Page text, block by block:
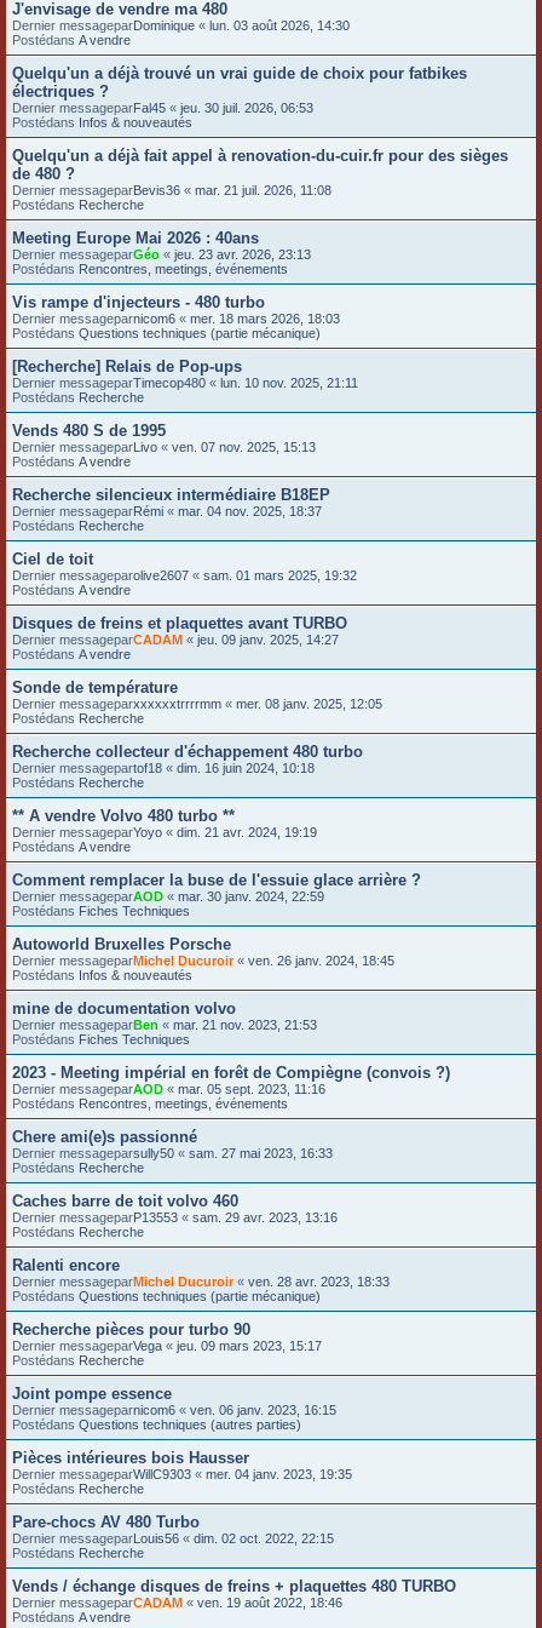
J'envisage de vendre ma 480
Dernier messageparDominique « lun. 03 août 2026, 14:30
Postédans A vendre
Quelqu'un a déjà trouvé un vrai guide de choix pour fatbikes
électriques ?
Dernier messageparFal45 « jeu. 30 juil. 2026, 06:53
Postédans Infos & nouveautés
Quelqu'un a déjà fait appel à renovation-du-cuir.fr pour des sièges
de 480 ?
Dernier messageparBevis36 « mar. 21 juil. 2026, 11:08
Postédans Recherche
Meeting Europe Mai 2026 : 40ans
Dernier messageparGéo « jeu. 23 avr. 2026, 23:13
Postédans Rencontres, meetings, événements
Vis rampe d'injecteurs - 480 turbo
Dernier messageparnicom6 « mer. 18 mars 2026, 18:03
Postédans Questions techniques (partie mécanique)
[Recherche] Relais de Pop-ups
Dernier messageparTimecop480 « lun. 10 nov. 2025, 21:11
Postédans Recherche
Vends 480 S de 1995
Dernier messageparLivo « ven. 07 nov. 2025, 15:13
Postédans A vendre
Recherche silencieux intermédiaire B18EP
Dernier messageparRémi « mar. 04 nov. 2025, 18:37
Postédans Recherche
Ciel de toit
Dernier messageparolive2607 « sam. 01 mars 2025, 19:32
Postédans A vendre
Disques de freins et plaquettes avant TURBO
Dernier messageparCADAM « jeu. 09 janv. 2025, 14:27
Postédans A vendre
Sonde de température
Dernier messageparxxxxxxtrrrrmm « mer. 08 janv. 2025, 12:05
Postédans Recherche
Recherche collecteur d'échappement 480 turbo
Dernier messagepartof18 « dim. 16 juin 2024, 10:18
Postédans Recherche
** A vendre Volvo 480 turbo **
Dernier messageparYoyo « dim. 21 avr. 2024, 19:19
Postédans A vendre
Comment remplacer la buse de l'essuie glace arrière ?
Dernier messageparAOD « mar. 30 janv. 2024, 22:59
Postédans Fiches Techniques
Autoworld Bruxelles Porsche
Dernier messageparMichel Ducuroir« ven. 26 janv. 2024, 18:45
Postédans Infos & nouveautés
mine de documentation volvo
Dernier messageparBen « mar. 21 nov. 2023, 21:53
Postédans Fiches Techniques
2023 - Meeting impérial en forêt de Compiègne (convois ?)
Dernier messageparAOD « mar. 05 sept. 2023, 11:16
Postédans Rencontres, meetings, événements
Chere ami(e)s passionné
Dernier messageparsully50 « sam. 27 mai 2023, 16:33
Postédans Recherche
Caches barre de toit volvo 460
Dernier messageparP13553 « sam. 29 avr. 2023, 13:16
Postédans Recherche
Ralenti encore
Dernier messageparMichel Ducuroir« ven. 28 avr. 2023, 18:33
Postédans Questions techniques (partie mécanique)
Recherche pièces pour turbo 90
Dernier messageparVega « jeu. 09 mars 2023, 15:17
Postédans Recherche
Joint pompe essence
Dernier messageparnicom6 « ven. 06 janv. 2023, 16:15
Postédans Questions techniques (autres parties)
Pièces intérieures bois Hausser
Dernier messageparWillC9303 « mer. 04 janv. 2023, 19:35
Postédans Recherche
Pare-chocs AV 480 Turbo
Dernier messageparLouis56 « dim. 02 oct. 2022, 22:15
Postédans Recherche
Vends / échange disques de freins + plaquettes 480 TURBO
Dernier messageparCADAM « ven. 19 août 2022, 18:46
Postédans A vendre